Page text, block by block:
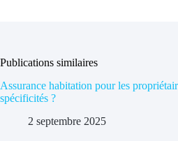
Publications similaires
Assurance habitation pour les
spécificités ?
2 septembre 2025